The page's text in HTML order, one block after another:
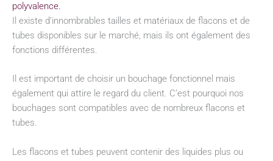
polyvalence.
Il existe d’innombrables tailles et matériaux de flacons et de
tubes disponibles sur le marché, mais ils ont également des
fonctions différentes.
Il est important de choisir un bouchage fonctionnel mais
également qui attire le regard du client. C’est pourquoi nos
bouchages sont compatibles avec de nombreux flacons et
tubes.
Les flacons et tubes peuvent contenir des liquides plus ou